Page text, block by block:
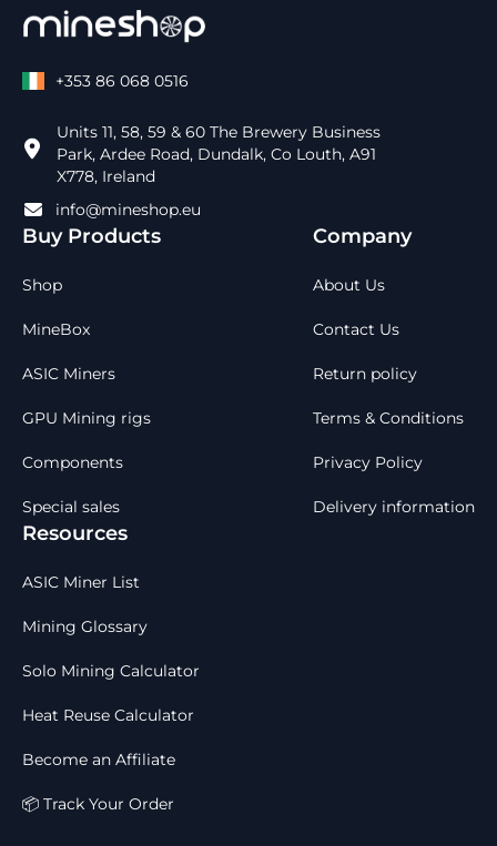
+353 86 068 0516
Units 11, 58, 59 & 60 The Brewery Business
Park, Ardee Road, Dundalk, Co Louth, A91
X778, Ireland
info@mineshop.eu
Buy Products
Shop
MineBox
ASIC Miners
GPU Mining rigs
Components
Special sales
Company
About Us
Contact Us
Return policy
Terms & Conditions
Privacy Policy
Delivery information
Resources
ASIC Miner List
Mining Glossary
Solo Mining Calculator
Heat Reuse Calculator
Become an Affiliate
📦 Track Your Order